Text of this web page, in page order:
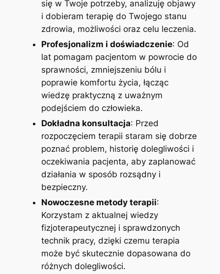
się w Twoje potrzeby, analizuję objawy
i dobieram terapię do Twojego stanu
zdrowia, możliwości oraz celu leczenia.
Profesjonalizm i doświadczenie: Od
lat pomagam pacjentom w powrocie do
sprawności, zmniejszeniu bólu i
poprawie komfortu życia, łącząc
wiedzę praktyczną z uważnym
podejściem do człowieka.
Dokładna konsultacja: Przed
rozpoczęciem terapii staram się dobrze
poznać problem, historię dolegliwości i
oczekiwania pacjenta, aby zaplanować
działania w sposób rozsądny i
bezpieczny.
Nowoczesne metody terapii:
Korzystam z aktualnej wiedzy
fizjoterapeutycznej i sprawdzonych
technik pracy, dzięki czemu terapia
może być skutecznie dopasowana do
różnych dolegliwości.